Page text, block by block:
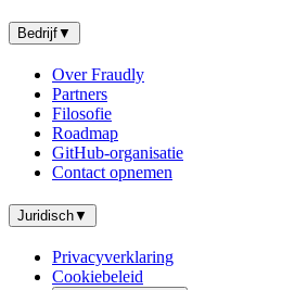
Bedrijf▼
Over Fraudly
Partners
Filosofie
Roadmap
GitHub-organisatie
Contact opnemen
Juridisch▼
Privacyverklaring
Cookiebeleid